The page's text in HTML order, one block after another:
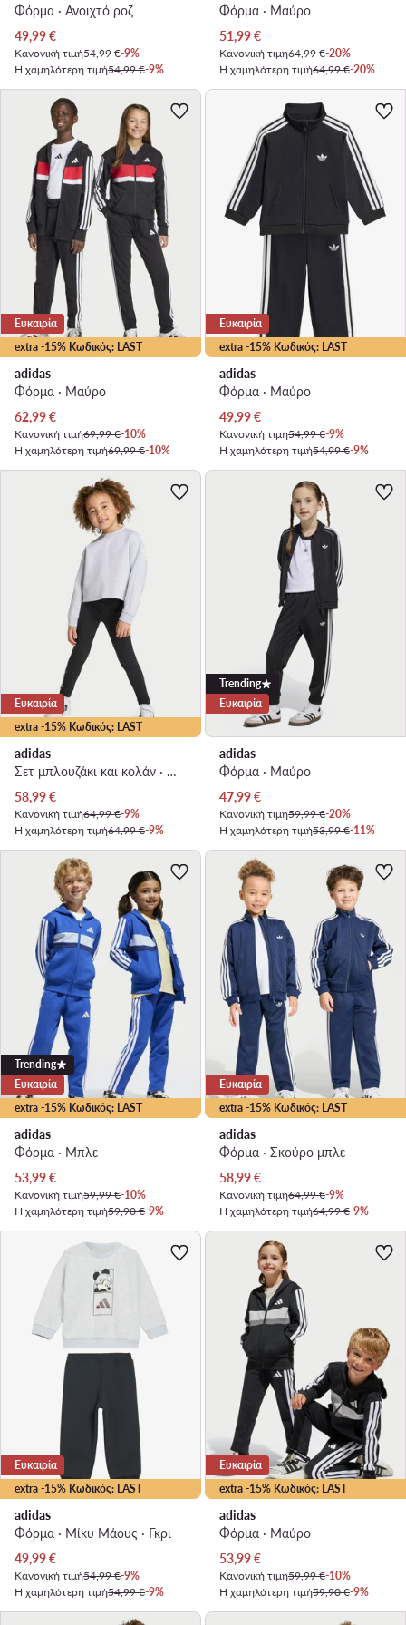
Φόρμα · Ανοιχτό ροζ
Τρέχουσα τιμή
49,99€
Κανονική τιμή54,99 €-9%
Η χαμηλότερη τιμή54,99 €-9%
Φόρμα · Μαύρο
Τρέχουσα τιμή
51,99€
Κανονική τιμή64,99 €-20%
Η χαμηλότερη τιμή64,99 €-20%
extra -15% Κωδικός: LAST
Ευκαιρία
adidas
Φόρμα · Μαύρο
Τρέχουσα τιμή
62,99€
Κανονική τιμή69,99 €-10%
Η χαμηλότερη τιμή69,99 €-10%
extra -15% Κωδικός: LAST
Ευκαιρία
adidas
Φόρμα · Μαύρο
Τρέχουσα τιμή
49,99€
Κανονική τιμή54,99 €-9%
Η χαμηλότερη τιμή54,99 €-9%
extra -15% Κωδικός: LAST
Ευκαιρία
adidas
Σετ μπλουζάκι και κολάν · Μίννι Μάους · Γκρι
Τρέχουσα τιμή
58,99€
Κανονική τιμή64,99 €-9%
Η χαμηλότερη τιμή64,99 €-9%
Trending
Ευκαιρία
adidas
Φόρμα · Μαύρο
Τρέχουσα τιμή
47,99€
Κανονική τιμή59,99 €-20%
Η χαμηλότερη τιμή53,99 €-11%
extra -15% Κωδικός: LAST
Trending
Ευκαιρία
adidas
Φόρμα · Μπλε
Τρέχουσα τιμή
53,99€
Κανονική τιμή59,99 €-10%
Η χαμηλότερη τιμή59,90 €-9%
extra -15% Κωδικός: LAST
Ευκαιρία
adidas
Φόρμα · Σκούρο μπλε
Τρέχουσα τιμή
58,99€
Κανονική τιμή64,99 €-9%
Η χαμηλότερη τιμή64,99 €-9%
extra -15% Κωδικός: LAST
Ευκαιρία
adidas
Φόρμα · Μίκυ Μάους · Γκρι
Τρέχουσα τιμή
49,99€
Κανονική τιμή54,99 €-9%
Η χαμηλότερη τιμή54,99 €-9%
extra -15% Κωδικός: LAST
Ευκαιρία
adidas
Φόρμα · Μαύρο
Τρέχουσα τιμή
53,99€
Κανονική τιμή59,99 €-10%
Η χαμηλότερη τιμή59,90 €-9%